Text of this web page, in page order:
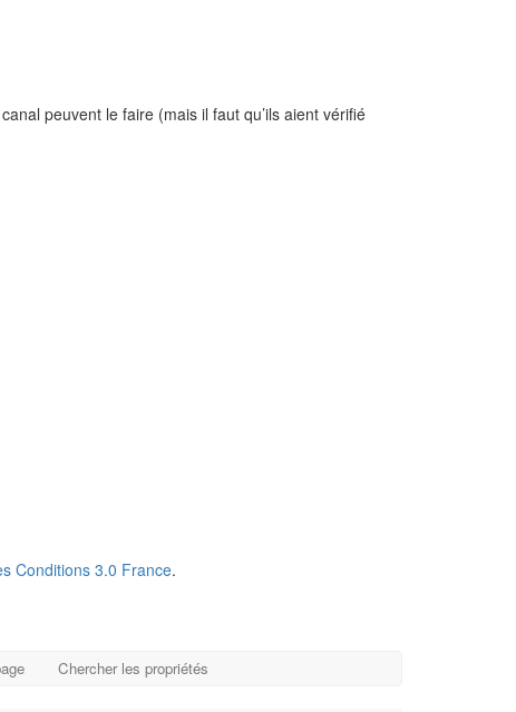
peuvent le faire (mais il faut qu’ils aient vérifié
Conditions 3.0 France.
Chercher les propriétés